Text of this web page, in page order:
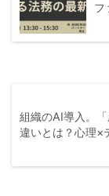
フ
組織のAI導入。
違いとは？心理×